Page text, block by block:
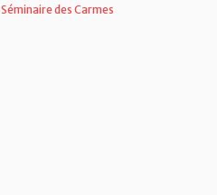
Séminaire des Carmes